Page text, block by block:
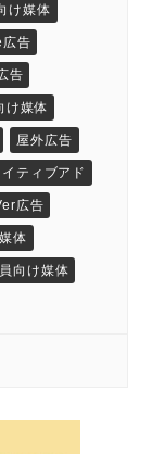
け媒体
告
告
け媒体
屋外広告
イティブアド
広告
体
向け媒体